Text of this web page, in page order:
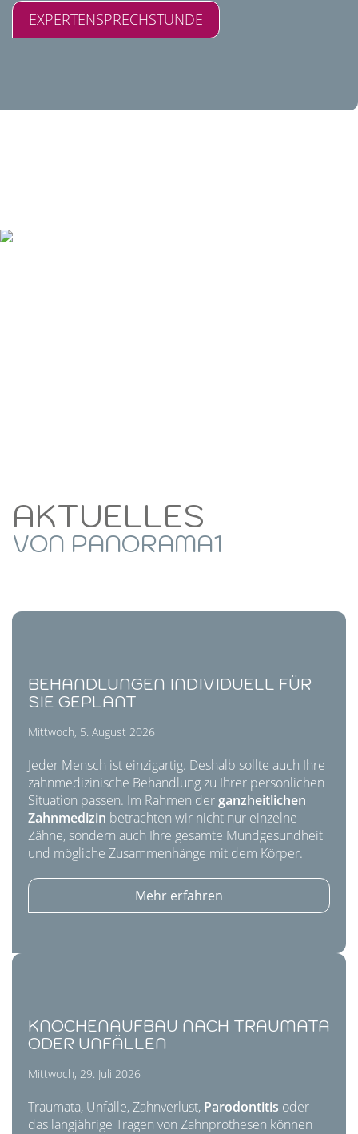
EXPERTENSPRECHSTUNDE
AKTUELLES
VON PANORAMA1
BEHANDLUNGEN INDIVIDUELL FÜR
SIE GEPLANT
Mittwoch, 5. August 2026
Jeder Mensch ist einzigartig. Deshalb sollte auch Ihre
zahnmedizinische Behandlung zu Ihrer persönlichen
Situation passen. Im Rahmen der ganzheitlichen
Zahnmedizin betrachten wir nicht nur einzelne
Zähne, sondern auch Ihre gesamte Mundgesundheit
und mögliche Zusammenhänge mit dem Körper.
Mehr erfahren
KNOCHENAUFBAU NACH TRAUMATA
ODER UNFÄLLEN
Mittwoch, 29. Juli 2026
Traumata, Unfälle, Zahnverlust, Parodontitis oder
das langjährige Tragen von Zahnprothesen können